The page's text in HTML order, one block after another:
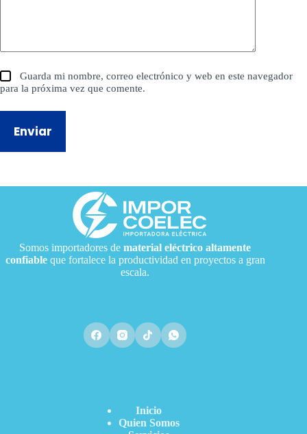
Guarda mi nombre, correo electrónico y web en este navegador
para la próxima vez que comente.
Enviar
Somos importadores dematerial eléctrico altamente
confiableque fortalece la productividad en proyectos a gran
escala.
Inicio
Quien Somos